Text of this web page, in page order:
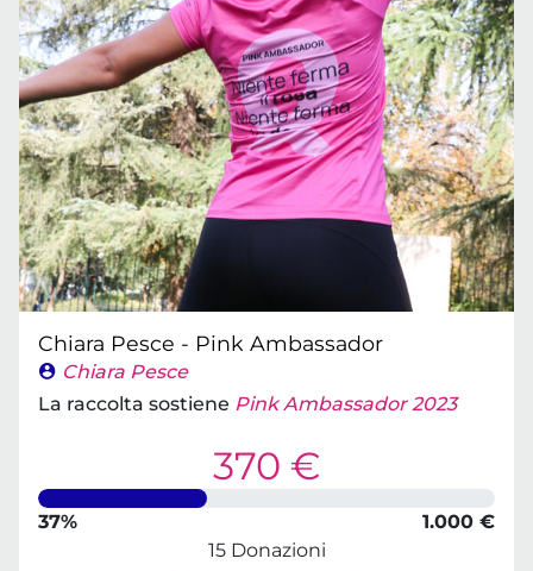
Chiara Pesce - Pink Ambassador
Chiara Pesce
La raccolta sostiene Pink Ambassador 2023
370 €
37%
1.000 €
15 Donazioni